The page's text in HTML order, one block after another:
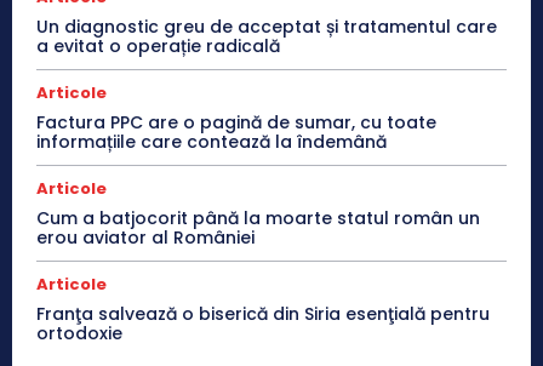
Un diagnostic greu de acceptat și tratamentul care
a evitat o operație radicală
Articole
Factura PPC are o pagină de sumar, cu toate
informațiile care contează la îndemână
Articole
Cum a batjocorit până la moarte statul român un
erou aviator al României
Articole
Franţa salvează o biserică din Siria esenţială pentru
ortodoxie